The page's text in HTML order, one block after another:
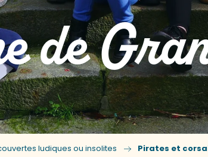
de
ludiques ou insolites Pirates et